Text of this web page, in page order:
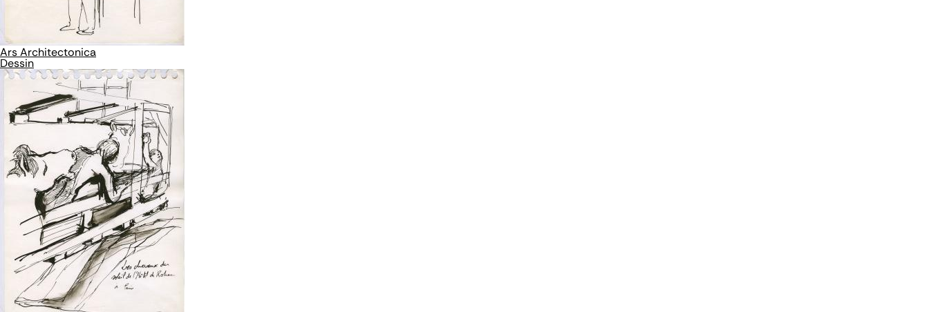
Ars Architectonica
Dessin